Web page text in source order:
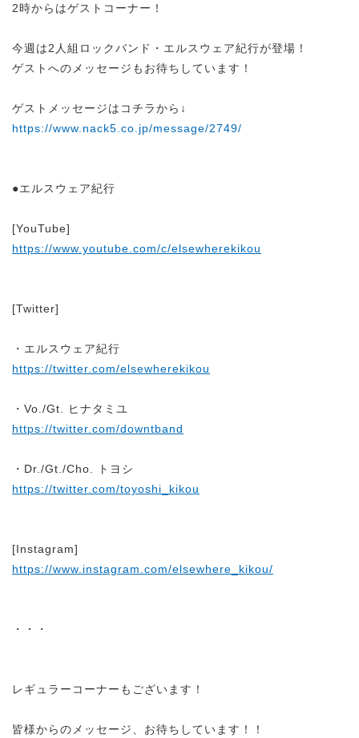
2時からはゲストコーナー！
今週は2人組ロックバンド・エルスウェア紀行が登場！
ゲストへのメッセージもお待ちしています！
ゲストメッセージはコチラから↓
https://www.nack5.co.jp/message/2749/
●エルスウェア紀行
[YouTube]
https://www.youtube.com/c/elsewherekikou
[Twitter]
・エルスウェア紀行
https://twitter.com/elsewherekikou
・Vo./Gt. ヒナタミユ
https://twitter.com/downtband
・Dr./Gt./Cho. トヨシ
https://twitter.com/toyoshi_kikou
[Instagram]
https://www.instagram.com/elsewhere_kikou/
・・・
レギュラーコーナーもございます！
皆様からのメッセージ、お待ちしています！！